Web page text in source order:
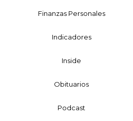
Finanzas Personales
Indicadores
Inside
Obituarios
Podcast